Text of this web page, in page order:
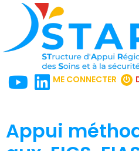
ME CONNECTER
Appui